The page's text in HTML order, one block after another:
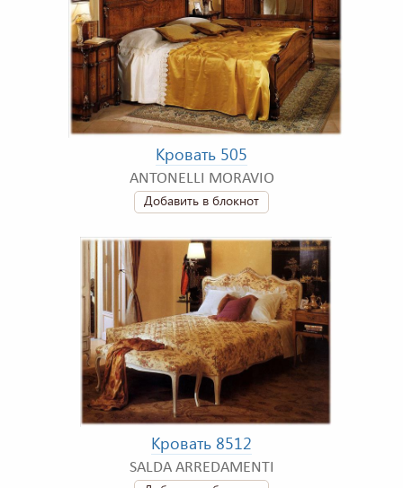
Кровать 505
ANTONELLI MORAVIO
Добавить в блокнот
Кровать 8512
SALDA ARREDAMENTI